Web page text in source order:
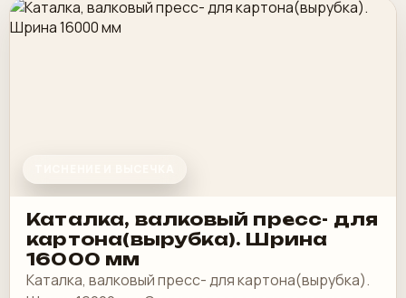
Каталка, валковый пресс- для
картона(вырубка). Шрина
16000 мм
Каталка, валковый пресс- для картона(вырубка).